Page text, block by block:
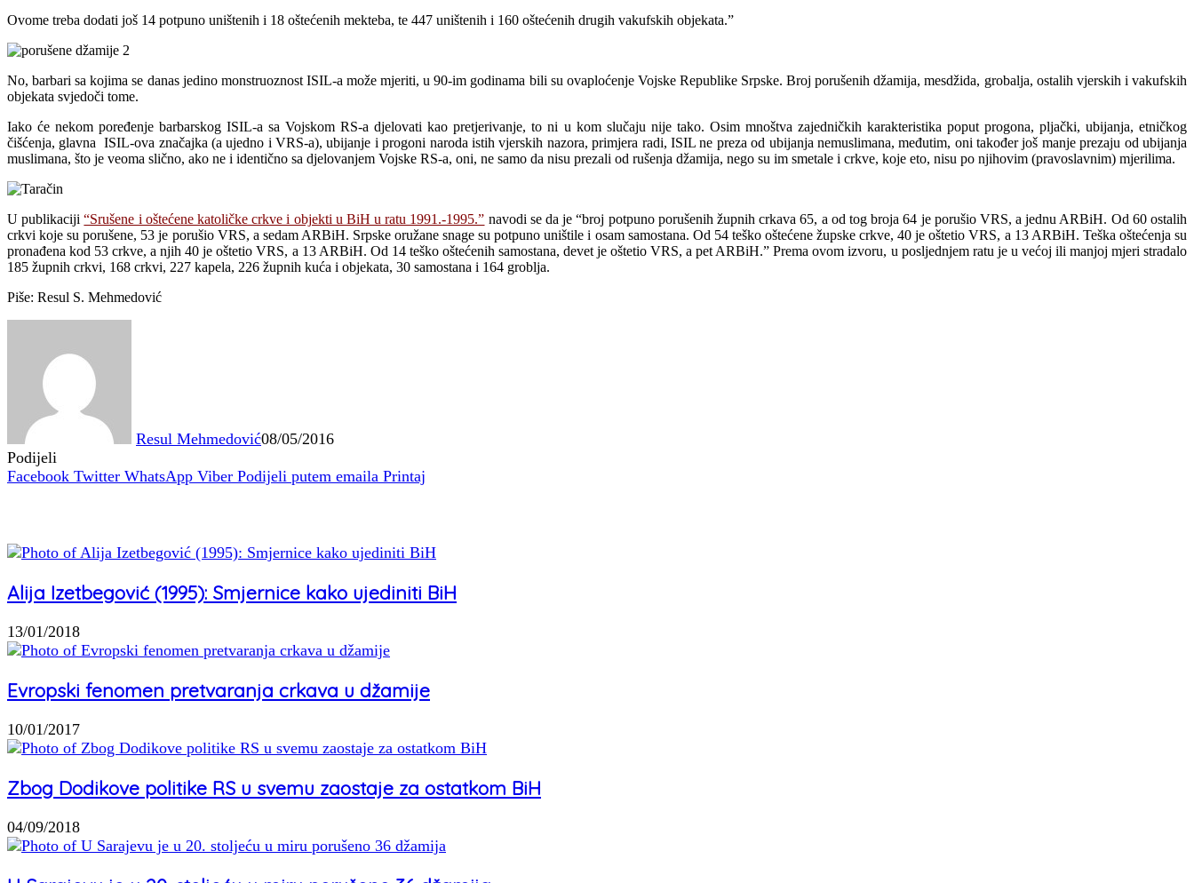
Ovome treba dodati još 14 potpuno uništenih i 18 oštećenih mekteba, te 447 uništenih i 160 oštećenih drugih vakufskih objekata.”
No, barbari sa kojima se danas jedino monstruoznost ISIL-a može mjeriti, u 90-im godinama bili su ovaploćenje Vojske Republike Srpske. Broj porušenih džamija, mesdžida, grobalja, ostalih vjerskih i vakufskih
objekata svjedoči tome.
Iako će nekom poređenje barbarskog ISIL-a sa Vojskom RS-a djelovati kao pretjerivanje, to ni u kom slučaju nije tako. Osim mnoštva zajedničkih karakteristika poput progona, pljački, ubijanja, etničkog
čišćenja, glavna ISIL-ova značajka (a ujedno i VRS-a), ubijanje i progoni naroda istih vjerskih nazora, primjera radi, ISIL ne preza od ubijanja nemuslimana, međutim, oni također još manje prezaju od ubijanja
muslimana, što je veoma slično, ako ne i identično sa djelovanjem Vojske RS-a, oni, ne samo da nisu prezali od rušenja džamija, nego su im smetale i crkve, koje eto, nisu po njihovim (pravoslavnim) mjerilima.
U publikaciji “Srušene i oštećene katoličke crkve i objekti u BiH u ratu 1991.-1995.” navodi se da je “broj potpuno porušenih župnih crkava 65, a od tog broja 64 je porušio VRS, a jednu ARBiH. Od 60 ostalih
crkvi koje su porušene, 53 je porušio VRS, a sedam ARBiH. Srpske oružane snage su potpuno uništile i osam samostana. Od 54 teško oštećene župske crkve, 40 je oštetio VRS, a 13 ARBiH. Teška oštećenja su
pronađena kod 53 crkve, a njih 40 je oštetio VRS, a 13 ARBiH. Od 14 teško oštećenih samostana, devet je oštetio VRS, a pet ARBiH.” Prema ovom izvoru, u posljednjem ratu je u većoj ili manjoj mjeri stradalo
185 župnih crkvi, 168 crkvi, 227 kapela, 226 župnih kuća i objekata, 30 samostana i 164 groblja.
Piše: Resul S. Mehmedović
Resul Mehmedović08/05/2016
Podijeli
Facebook Twitter WhatsApp Viber Podijeli putem emaila Printaj
Alija Izetbegović (1995): Smjernice kako ujediniti BiH
13/01/2018
Evropski fenomen pretvaranja crkava u džamije
10/01/2017
Zbog Dodikove politike RS u svemu zaostaje za ostatkom BiH
04/09/2018